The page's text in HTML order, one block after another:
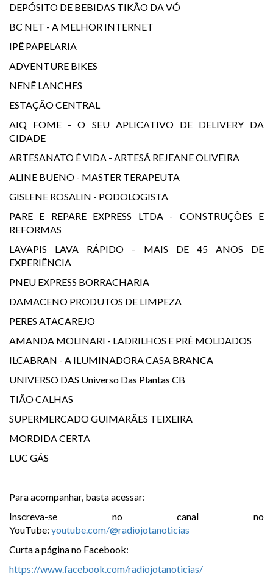
DEPÓSITO DE BEBIDAS TIKÃO DA VÓ
BC NET - A MELHOR INTERNET
IPÊ PAPELARIA
ADVENTURE BIKES
NENÊ LANCHES
ESTAÇÃO CENTRAL
AIQ FOME - O SEU APLICATIVO DE DELIVERY DA
CIDADE
ARTESANATO É VIDA - ARTESÃ REJEANE OLIVEIRA
ALINE BUENO - MASTER TERAPEUTA
GISLENE ROSALIN - PODOLOGISTA
PARE E REPARE EXPRESS LTDA - CONSTRUÇÕES E
REFORMAS
LAVAPIS LAVA RÁPIDO - MAIS DE 45 ANOS DE
EXPERIÊNCIA
PNEU EXPRESS BORRACHARIA
DAMACENO PRODUTOS DE LIMPEZA
PERES ATACAREJO
AMANDA MOLINARI - LADRILHOS E PRÉ MOLDADOS
ILCABRAN - A ILUMINADORA CASA BRANCA
UNIVERSO DAS Universo Das Plantas CB
TIÃO CALHAS
SUPERMERCADO GUIMARÃES TEIXEIRA
MORDIDA CERTA
LUC GÁS
Para acompanhar, basta acessar:
Inscreva-se no canal no
YouTube: youtube.com/@radiojotanoticias
Curta a página no Facebook:
https://www.facebook.com/radiojotanoticias/